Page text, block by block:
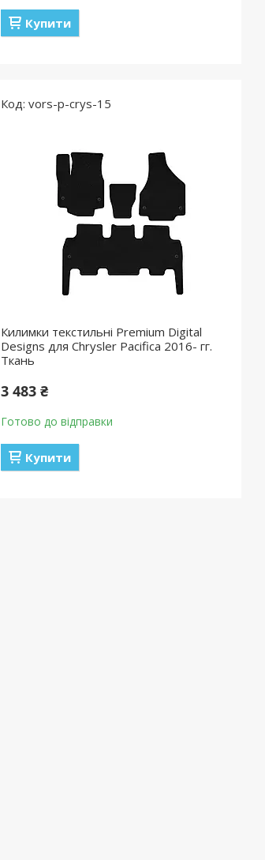
Купити
vors-p-crys-15
Килимки текстильні Premium Digital
Designs для Chrysler Pacifica 2016- гг.
Ткань
3 483 ₴
Готово до відправки
Купити